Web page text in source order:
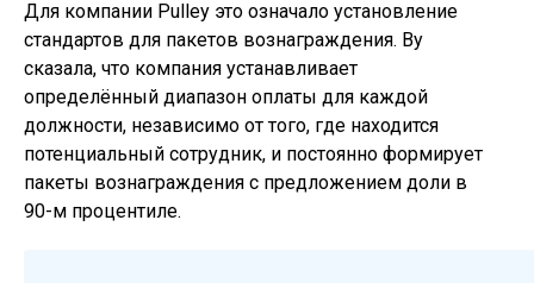
Для компании Pulley это означало установление
стандартов для пакетов вознаграждения. Ву
сказала, что компания устанавливает
определённый диапазон оплаты для каждой
должности, независимо от того, где находится
потенциальный сотрудник, и постоянно формирует
пакеты вознаграждения с предложением доли в
90-м процентиле.